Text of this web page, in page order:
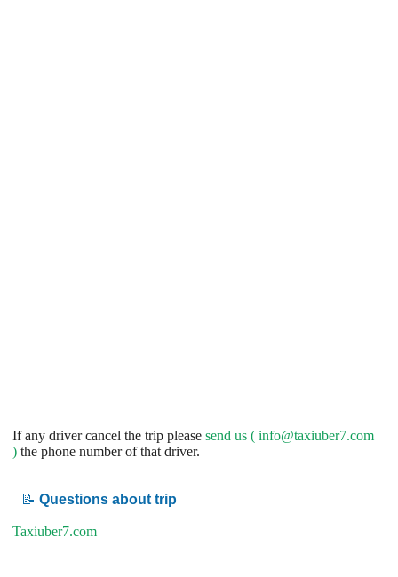
If any driver cancel the trip please send us ( info@taxiuber7.com
) the phone number of that driver.
📝 Questions about trip
Taxiuber7.com